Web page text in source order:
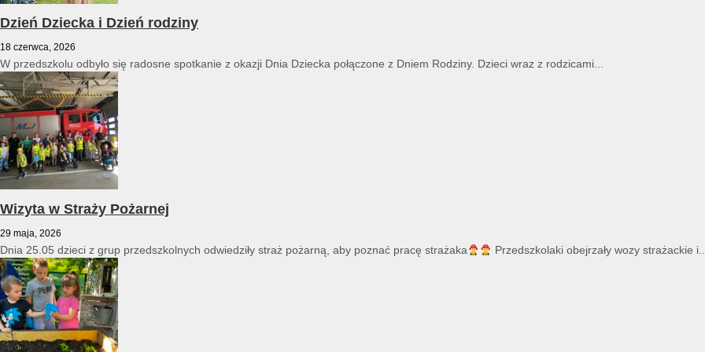
Dzień Dziecka i Dzień rodziny
18 czerwca, 2026
W przedszkolu odbyło się radosne spotkanie z okazji Dnia Dziecka połączone z Dniem Rodziny. Dzieci wraz z rodzicami...
Wizyta w Straży Pożarnej
29 maja, 2026
Dnia 25.05 dzieci z grup przedszkolnych odwiedziły straż pożarną, aby poznać pracę strażaka Przedszkolaki obejrzały wozy strażackie